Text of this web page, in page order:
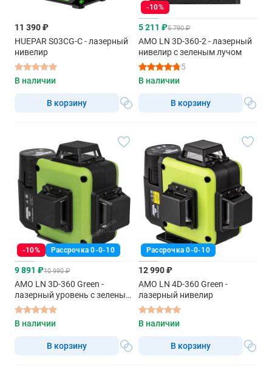
11 390 ₽
HUEPAR S03CG-C - лазерный
нивелир
В наличии
В корзину
-10%
5 211 ₽5 790 ₽
AMO LN 3D-360-2 - лазерный
нивелир с зеленым лучом
5
В наличии
В корзину
-10% Рассрочка 0-0-10
9 891 ₽10 990 ₽
AMO LN 3D-360 Green -
лазерный уровень с зеленым
лучом
В наличии
В корзину
Рассрочка 0-0-10
12 990 ₽
AMO LN 4D-360 Green -
лазерный нивелир
В наличии
В корзину